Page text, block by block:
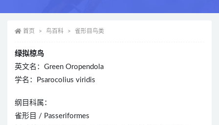
首页 鸟百科 雀形目鸟类
绿拟椋鸟
英文名：Green Oropendola
学名：Psarocolius viridis
纲目科属：
雀形目 / Passeriformes